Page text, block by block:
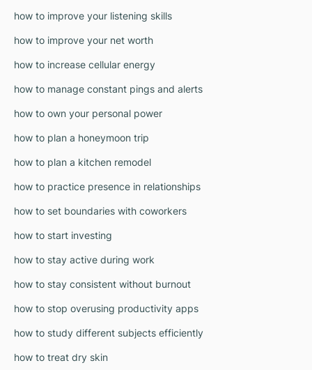
how to improve your listening skills
how to improve your net worth
how to increase cellular energy
how to manage constant pings and alerts
how to own your personal power
how to plan a honeymoon trip
how to plan a kitchen remodel
how to practice presence in relationships
how to set boundaries with coworkers
how to start investing
how to stay active during work
how to stay consistent without burnout
how to stop overusing productivity apps
how to study different subjects efficiently
how to treat dry skin